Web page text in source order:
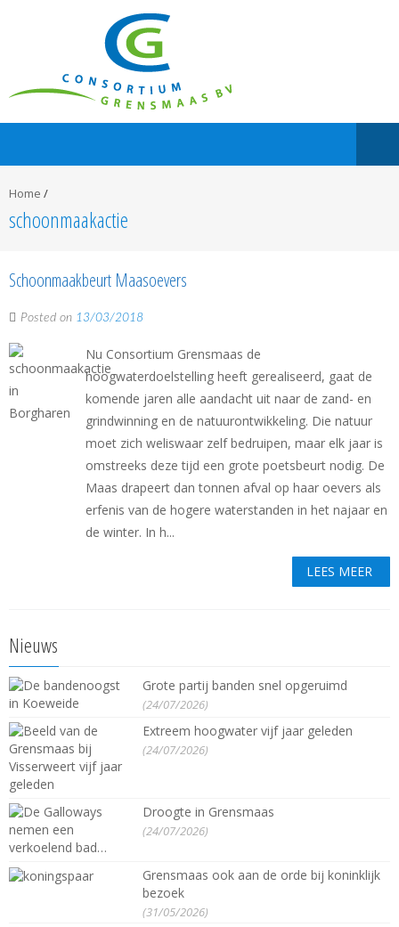
Home /
schoonmaakactie
Schoonmaakbeurt Maasoevers
Posted on 13/03/2018
Nu Consortium Grensmaas de
hoogwaterdoelstelling heeft gerealiseerd, gaat de
komende jaren alle aandacht uit naar de zand- en
grindwinning en de natuurontwikkeling. Die natuur
moet zich weliswaar zelf bedruipen, maar elk jaar is
omstreeks deze tijd een grote poetsbeurt nodig. De
Maas drapeert dan tonnen afval op haar oevers als
erfenis van de hogere waterstanden in het najaar en
de winter. In h...
LEES MEER
Nieuws
Grote partij banden snel opgeruimd
(24/07/2026)
Extreem hoogwater vijf jaar geleden
(24/07/2026)
Droogte in Grensmaas
(24/07/2026)
Grensmaas ook aan de orde bij koninklijk
bezoek
(31/05/2026)